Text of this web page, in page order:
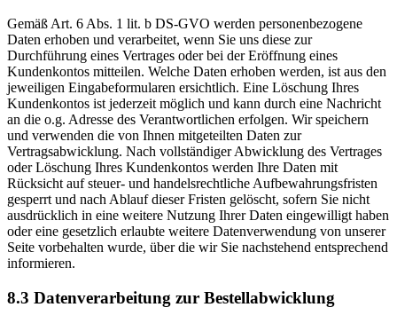
Gemäß Art. 6 Abs. 1 lit. b DS-GVO werden personenbezogene
Daten erhoben und verarbeitet, wenn Sie uns diese zur
Durchführung eines Vertrages oder bei der Eröffnung eines
Kundenkontos mitteilen. Welche Daten erhoben werden, ist aus den
jeweiligen Eingabeformularen ersichtlich. Eine Löschung Ihres
Kundenkontos ist jederzeit möglich und kann durch eine Nachricht
an die o.g. Adresse des Verantwortlichen erfolgen. Wir speichern
und verwenden die von Ihnen mitgeteilten Daten zur
Vertragsabwicklung. Nach vollständiger Abwicklung des Vertrages
oder Löschung Ihres Kundenkontos werden Ihre Daten mit
Rücksicht auf steuer- und handelsrechtliche Aufbewahrungsfristen
gesperrt und nach Ablauf dieser Fristen gelöscht, sofern Sie nicht
ausdrücklich in eine weitere Nutzung Ihrer Daten eingewilligt haben
oder eine gesetzlich erlaubte weitere Datenverwendung von unserer
Seite vorbehalten wurde, über die wir Sie nachstehend entsprechend
informieren.
8.3 Datenverarbeitung zur Bestellabwicklung